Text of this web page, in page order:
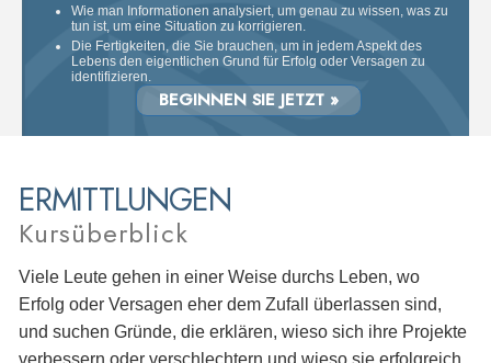
Wie man Informationen analysiert, um genau zu wissen, was zu
tun ist, um eine Situation zu korrigieren.
Die Fertigkeiten, die Sie brauchen, um in jedem Aspekt des
Lebens den eigentlichen Grund für Erfolg oder Versagen zu
identifizieren.
BEGINNEN SIE JETZT »
ERMITTLUNGEN
Kursüberblick
Viele Leute gehen in einer Weise durchs Leben, wo
Erfolg oder Versagen eher dem Zufall überlassen sind,
und suchen Gründe, die erklären, wieso sich ihre Projekte
verbessern oder verschlechtern und wieso sie erfolgreich